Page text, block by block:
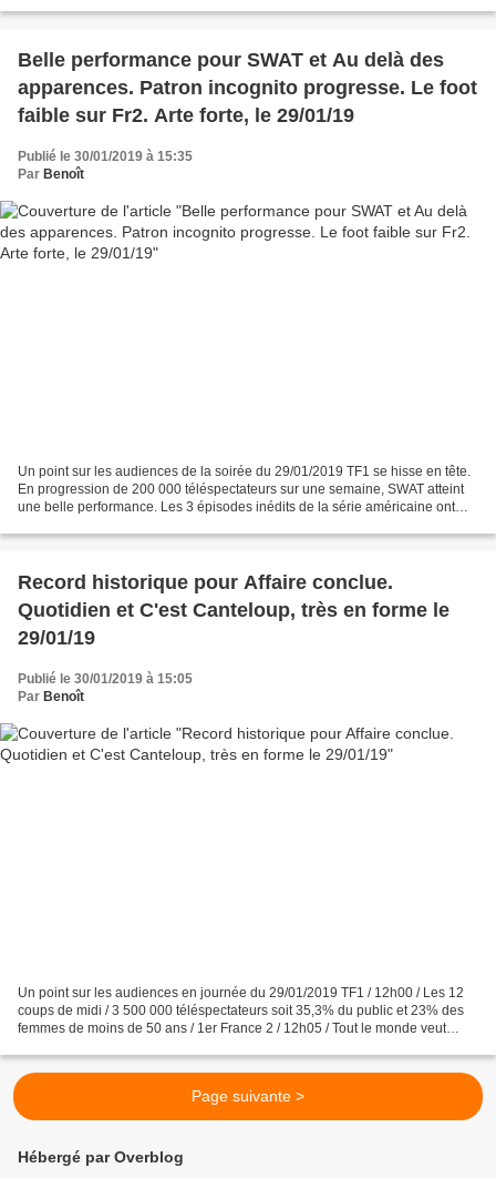
Belle performance pour SWAT et Au delà des
apparences. Patron incognito progresse. Le foot
faible sur Fr2. Arte forte, le 29/01/19
Publié le 30/01/2019 à 15:35
Par Benoît
Un point sur les audiences de la soirée du 29/01/2019 TF1 se hisse en tête.
En progression de 200 000 téléspectateurs sur une semaine, SWAT atteint
une belle performance. Les 3 épisodes inédits de la série américaine ont
Record historique pour Affaire conclue.
Quotidien et C'est Canteloup, très en forme le
29/01/19
Publié le 30/01/2019 à 15:05
Par Benoît
Un point sur les audiences en journée du 29/01/2019 TF1 / 12h00 / Les 12
coups de midi / 3 500 000 téléspectateurs soit 35,3% du public et 23% des
femmes de moins de 50 ans / 1er France 2 / 12h05 / Tout le monde veut
Page suivante >
Hébergé par Overblog